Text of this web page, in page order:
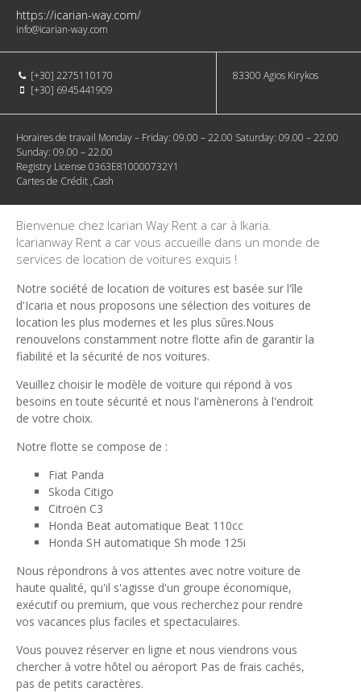
https://icarian-way.com/
info@icarian-way.com
[+30] 2275110170
[+30] 6945441909
83300 Agios Kirykos
Horaires de travail Monday – Friday: 09.00 – 22.00 Saturday: 09.00 – 22.00
Sunday: 09.00 – 22.00
Registry License 0363Ε810000732Υ1
Cartes de Crédit ,Cash
Bienvenue chez Icarian Way Rent a car à Ikaria.
Icarianway Rent a car vous accueille dans un monde de
services de location de voitures exquis !
Notre société de location de voitures est basée sur l'île
d'Icaria et nous proposons une sélection des voitures de
location les plus modernes et les plus sûres.Nous
renouvelons constamment notre flotte afin de garantir la
fiabilité et la sécurité de nos voitures.
Veuillez choisir le modèle de voiture qui répond à vos
besoins en toute sécurité et nous l'amènerons à l'endroit
de votre choix.
Notre flotte se compose de :
Fiat Panda
Skoda Citigo
Citroën C3
Honda Beat automatique Beat 110cc
Honda SH automatique Sh mode 125i
Nous répondrons à vos attentes avec notre voiture de
haute qualité, qu'il s'agisse d'un groupe économique,
exécutif ou premium, que vous recherchez pour rendre
vos vacances plus faciles et spectaculaires.
Vous pouvez réserver en ligne et nous viendrons vous
chercher à votre hôtel ou aéroport Pas de frais cachés,
pas de petits caractères.